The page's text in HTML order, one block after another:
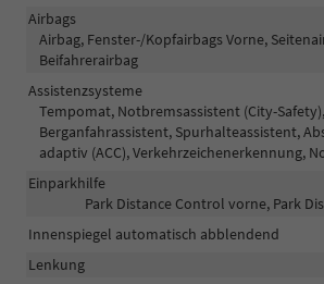
Airbags
Airbag, Fenster-/Kopfairbags Vorne,
Beifahrerairbag
Assistenzsysteme
Tempomat, Notbremsassistent (City-Safety),
Berganfahrassistent, Spurhalteassistent,
adaptiv (ACC), Verkehrzeichenerkennung,
Einparkhilfe
Park Distance Control vorne, Park
Innenspiegel automatisch abblendend
Lenkung